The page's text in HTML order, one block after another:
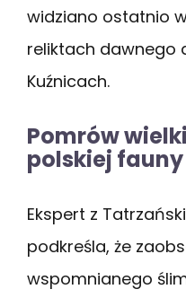
widziano ostatnio
reliktach dawnego
Kuźnicach.
Pomrów
polskiej fauny
Ekspert z
podkreśla, że
wspomnianego